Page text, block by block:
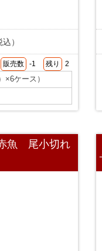
）
販売数 -1 残り 2
×6ケース）
魚 尾小切れ